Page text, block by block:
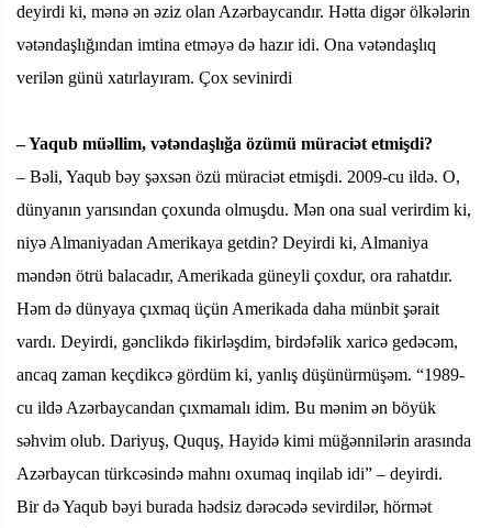
deyirdi ki, mənə ən əziz olan Azərbaycandır. Hətta digər ölkələrin
vətəndaşlığından imtina etməyə də hazır idi. Ona vətəndaşlıq
verilən günü xatırlayıram. Çox sevinirdi
– Yaqub müəllim, vətəndaşlığa özümü müraciət etmişdi?
– Bəli, Yaqub bəy şəxsən özü müraciət etmişdi. 2009-cu ildə. O,
dünyanın yarısından çoxunda olmuşdu. Mən ona sual verirdim ki,
niyə Almaniyadan Amerikaya getdin? Deyirdi ki, Almaniya
məndən ötrü balacadır, Amerikada güneyli çoxdur, ora rahatdır.
Həm də dünyaya çıxmaq üçün Amerikada daha münbit şərait
vardı. Deyirdi, gənclikdə fikirləşdim, birdəfəlik xaricə gedəcəm,
ancaq zaman keçdikcə gördüm ki, yanlış düşünürmüşəm. “1989-
cu ildə Azərbaycandan çıxmamalı idim. Bu mənim ən böyük
səhvim olub. Dariyuş, Ququş, Hayidə kimi müğənnilərin arasında
Azərbaycan türkcəsində mahnı oxumaq inqilab idi” – deyirdi.
Bir də Yaqub bəyi burada hədsiz dərəcədə sevirdilər, hörmət